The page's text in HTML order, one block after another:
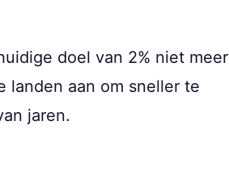
doel van 2% niet meer
landen aan om sneller te
jaren.